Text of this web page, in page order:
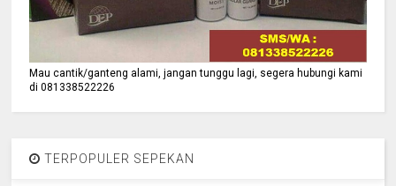
Mau cantik/ganteng alami, jangan tunggu lagi, segera hubungi kami
di 081338522226
TERPOPULER SEPEKAN